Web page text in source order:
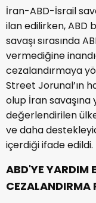
İran-ABD-İsrail
ilan edilirken, ABD
savaşı sırasında
vermediğine
cezalandırmaya
Street Jorunal’ın
olup İran savaşına
değerlendirilen
ve daha
içerdiği ifade edildi.
ABD'YE YARDIM
CEZALANDIRMA